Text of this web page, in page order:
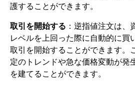
護することができます。
取引を開始する ：逆指値注文は、
レベルを上回った際に自動的に買
取引を開始することができます。
定のトレンドや急な価格変動が発
を建てることができます。